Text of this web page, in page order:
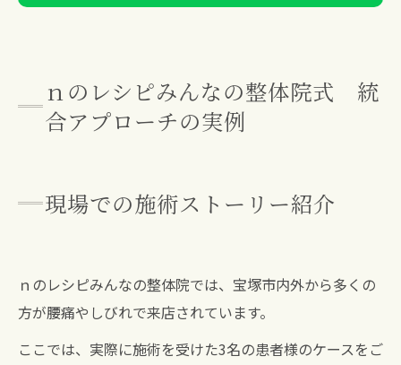
ｎのレシピみんなの整体院式 統
合アプローチの実例
現場での施術ストーリー紹介
ｎのレシピみんなの整体院では、宝塚市内外から多くの
方が腰痛やしびれで来店されています。
ここでは、実際に施術を受けた3名の患者様のケースをご